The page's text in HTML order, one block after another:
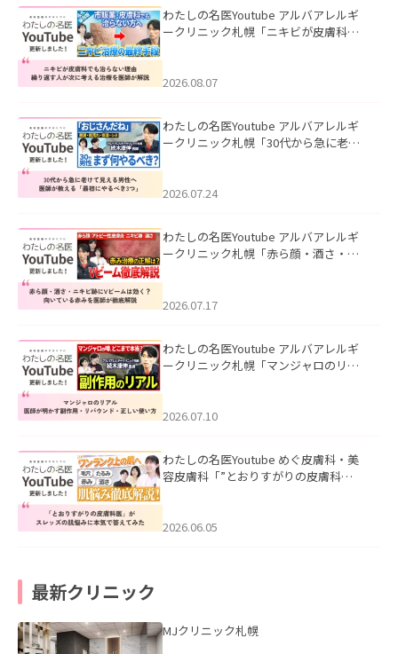
わたしの名医Youtube アルバアレルギ
ークリニック札幌「ニキビが皮膚科で
ました。
2026.08.07
わたしの名医Youtube アルバアレルギ
ークリニック札幌「30代から急に老け
た。
2026.07.24
わたしの名医Youtube アルバアレルギ
ークリニック札幌「赤ら顔・酒さ・ニ
した。
2026.07.17
わたしの名医Youtube アルバアレルギ
ークリニック札幌「マンジャロのリア
た。
2026.07.10
わたしの名医Youtube めぐ皮膚科・美
容皮膚科「”とおりすがりの皮膚科
2026.06.05
最新クリニック
MJクリニック札幌